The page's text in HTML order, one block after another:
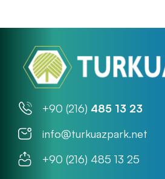
+90 (216) 485 13 23
info@turkuazpark.net
+90 (216) 485 13 25